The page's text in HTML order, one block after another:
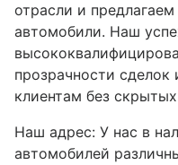
отрасли и
автомобили. Наш
прозрачности
клиентам без
Наш адрес: У нас в
автомобилей